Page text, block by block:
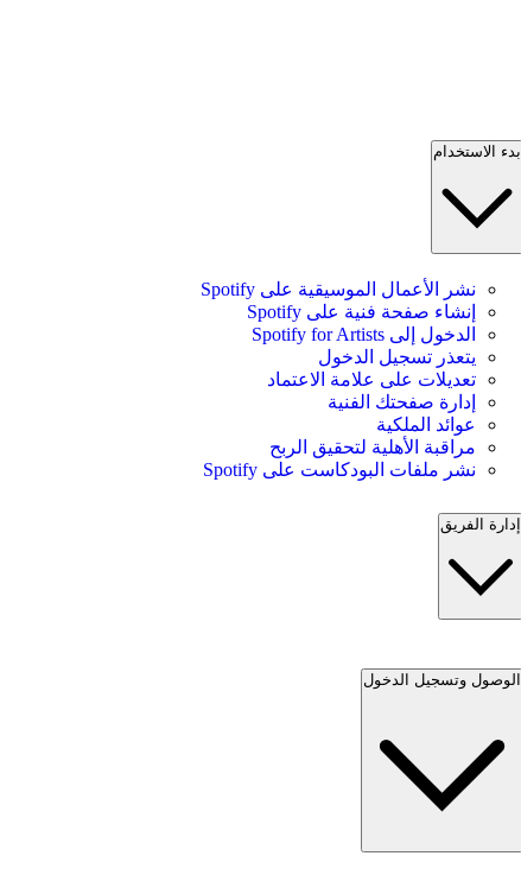
بدء الاستخدام
نشر الأعمال الموسيقية على Spotify
إنشاء صفحة فنية على Spotify
الدخول إلى Spotify for Artists
يتعذر تسجيل الدخول
تعديلات على علامة الاعتماد
إدارة صفحتك الفنية
عوائد الملكية
مراقبة الأهلية لتحقيق الربح
نشر ملفات البودكاست على Spotify
إدارة الفريق
الوصول وتسجيل الدخول